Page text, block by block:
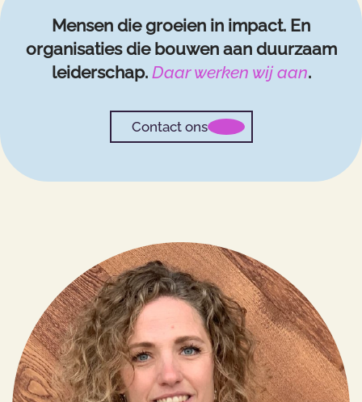
Mensen die groeien in impact. En
organisaties die bouwen aan duurzaam
leiderschap. Daar werken wij aan.
Contact ons